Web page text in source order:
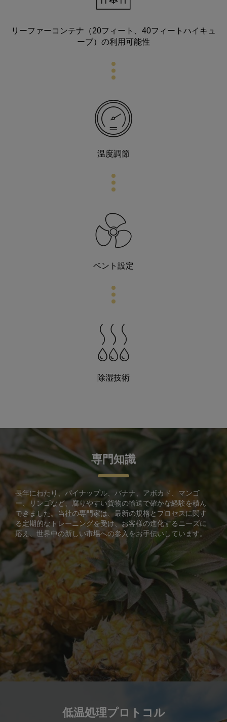
リーファーコンテナ（20フィート、40フィートハイキュ
ーブ）の利用可能性
温度調節
ベント設定
除湿技術
専門知識
長年にわたり、パイナップル、バナナ、アボカド、マンゴ
ー、リンゴなど、腐りやすい貨物の輸送で確かな経験を積ん
できました。当社の専門家は、最新の規格とプロセスに関す
る定期的なトレーニングを受け、お客様の進化するニーズに
応え、世界中の新しい市場への参入をお手伝いしています。
低温処理プロトコル